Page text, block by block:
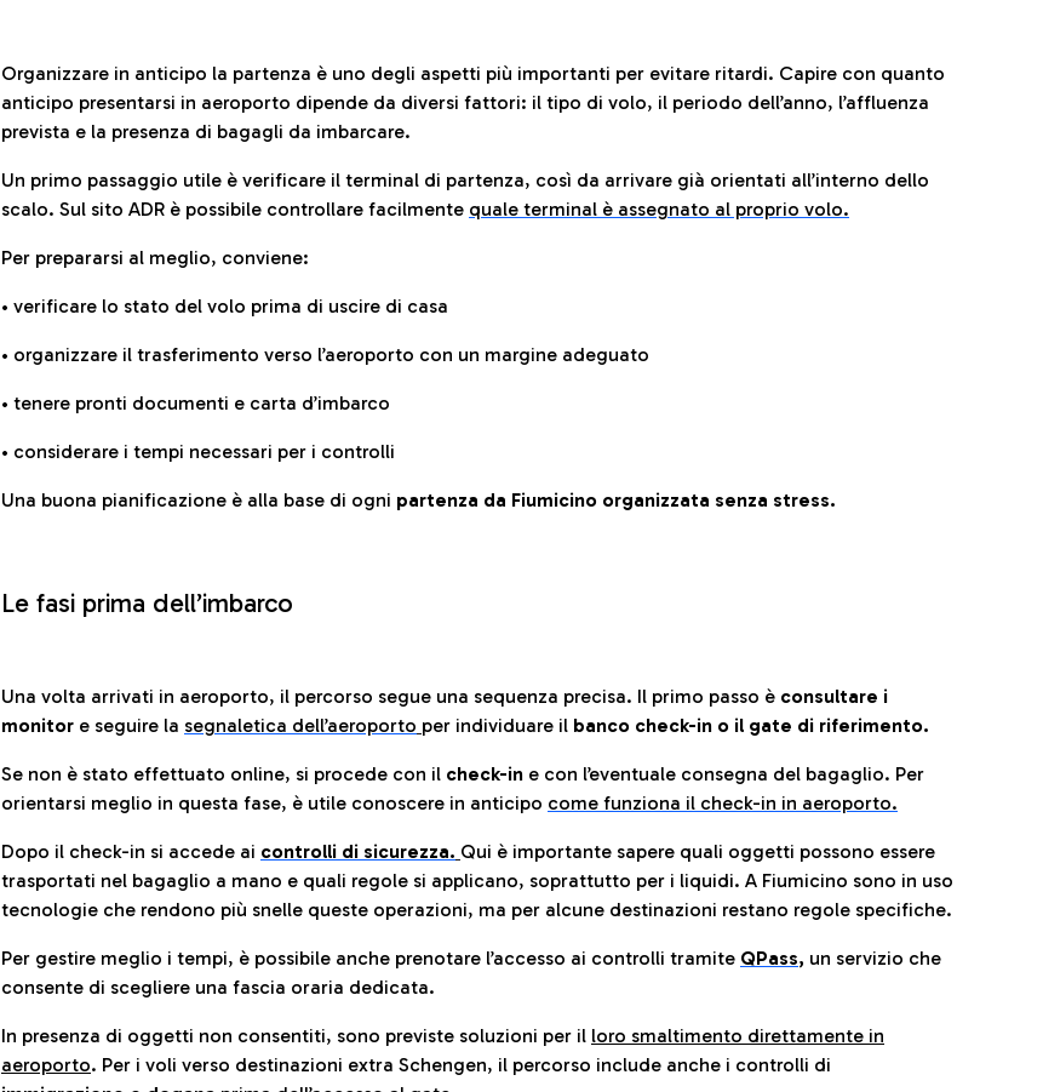
Organizzare in anticipo la partenza è uno degli aspetti più importanti per evitare ritardi. Capire con quanto
anticipo presentarsi in aeroporto dipende da diversi fattori: il tipo di volo, il periodo dell’anno, l’affluenza
prevista e la presenza di bagagli da imbarcare.
Un primo passaggio utile è verificare il terminal di partenza, così da arrivare già orientati all’interno dello
scalo. Sul sito ADR è possibile controllare facilmente quale terminal è assegnato al proprio volo.
Per prepararsi al meglio, conviene:
• verificare lo stato del volo prima di uscire di casa
• organizzare il trasferimento verso l’aeroporto con un margine adeguato
• tenere pronti documenti e carta d’imbarco
• considerare i tempi necessari per i controlli
Una buona pianificazione è alla base di ogni partenza da Fiumicino organizzata senza stress.
Le fasi prima dell’imbarco
Una volta arrivati in aeroporto, il percorso segue una sequenza precisa. Il primo passo è consultare i
monitor e seguire la segnaletica dell’aeroporto per individuare il banco check-in o il gate di riferimento.
Se non è stato effettuato online, si procede con il check-in e con l’eventuale consegna del bagaglio. Per
orientarsi meglio in questa fase, è utile conoscere in anticipo come funziona il check-in in aeroporto.
Dopo il check-in si accede ai controlli di sicurezza. Qui è importante sapere quali oggetti possono essere
trasportati nel bagaglio a mano e quali regole si applicano, soprattutto per i liquidi. A Fiumicino sono in uso
tecnologie che rendono più snelle queste operazioni, ma per alcune destinazioni restano regole specifiche.
Per gestire meglio i tempi, è possibile anche prenotare l’accesso ai controlli tramite QPass, un servizio che
consente di scegliere una fascia oraria dedicata.
In presenza di oggetti non consentiti, sono previste soluzioni per il loro smaltimento direttamente in
aeroporto. Per i voli verso destinazioni extra Schengen, il percorso include anche i controlli di